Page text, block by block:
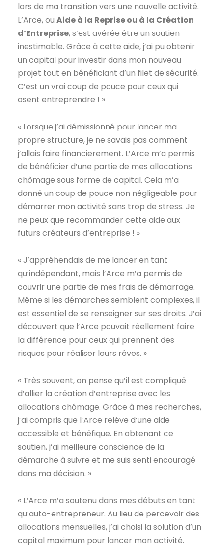
lors de ma transition vers une nouvelle activité.
L’Arce, ouAide à la Reprise ou à la Création
d’Entreprise, s’est avérée être un soutien
inestimable. Grâce à cette aide, j’ai pu obtenir
un capital pour investir dans mon nouveau
projet tout en bénéficiant d’un filet de sécurité.
C’est un vrai coup de pouce pour ceux qui
osent entreprendre ! »
« Lorsque j’ai démissionné pour lancer ma
propre structure, je ne savais pas comment
j’allais faire financierement. L’Arce m’a permis
de bénéficier d’une partie de mes allocations
chômage sous forme de capital. Cela m’a
donné un coup de pouce non négligeable pour
démarrer mon activité sans trop de stress. Je
ne peux que recommander cette aide aux
futurs créateurs d’entreprise ! »
« J’appréhendais de me lancer en tant
qu’indépendant, mais l’Arce m’a permis de
couvrir une partie de mes frais de démarrage.
Même si les démarches semblent complexes, il
est essentiel de se renseigner sur ses droits. J’ai
découvert que l’Arce pouvait réellement faire
la différence pour ceux qui prennent des
risques pour réaliser leurs rêves. »
« Très souvent, on pense qu’il est compliqué
d’allier la création d’entreprise avec les
allocations chômage. Grâce à mes recherches,
j’ai compris que l’Arce relève d’une aide
accessible et bénéfique. En obtenant ce
soutien, j’ai meilleure conscience de la
démarche à suivre et me suis senti encouragé
dans ma décision. »
« L’Arce m’a soutenu dans mes débuts en tant
qu’auto-entrepreneur. Au lieu de percevoir des
allocations mensuelles, j’ai choisi la solution d’un
capital maximum pour lancer mon activité.